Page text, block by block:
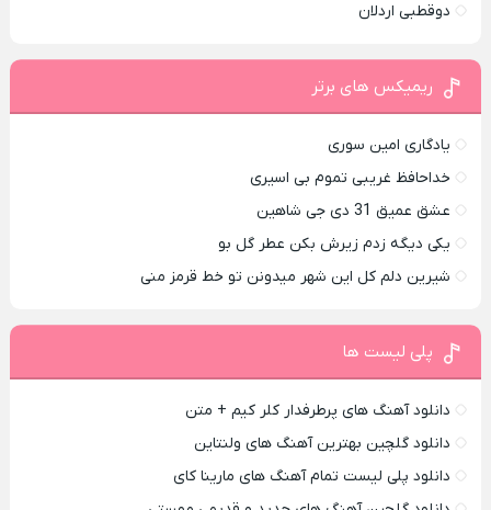
دوقطبی اردلان
ریمیکس های برتر
یادگاری امین سوری
خداحافظ غریبی تموم بی اسیری
عشق عمیق 31 دی جی شاهین
یکی دیگه زدم زیرش بکن عطر گل بو
شیرین دلم کل این شهر میدونن تو خط قرمز منی
پلی لیست ها
دانلود آهنگ های پرطرفدار کلر کیم + متن
دانلود گلچین بهترین آهنگ های ولنتاین
دانلود پلی لیست تمام آهنگ های مارینا کای